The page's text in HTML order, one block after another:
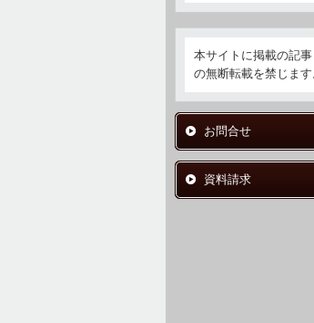
本サイトに掲載の記
の無断転載を禁じます
お問合せ
資料請求